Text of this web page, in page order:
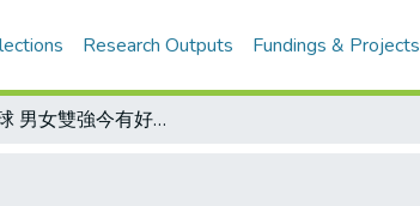
Research Outputs Fundings & Projects
區運羽球 男女雙強今有好戲/體操 高南、北北 分膺男女冠軍/女子韻律體操 顏智淵贏頭彩/新彗星 沈雁蘭短小精悍 平衡木上身手佳